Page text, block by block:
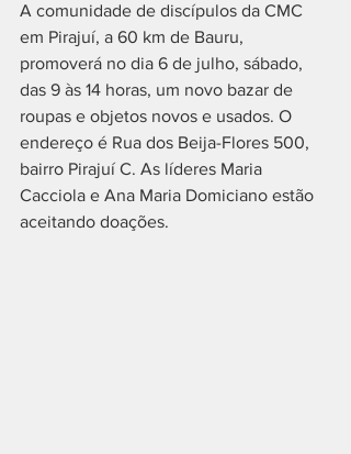
A comunidade de discípulos da CMC
em Pirajuí, a 60 km de Bauru,
promoverá no dia 6 de julho, sábado,
das 9 às 14 horas, um novo bazar de
roupas e objetos novos e usados. O
endereço é Rua dos Beija-Flores 500,
bairro Pirajuí C. As líderes Maria
Cacciola e Ana Maria Domiciano estão
aceitando doações.